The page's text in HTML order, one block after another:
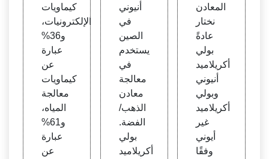
كيماويات
الإلكترونيات،
و36%
عبارة
عن
كيماويات
معالجة
المياه،
و61%
عبارة
عن
أنيوني
في
الصين
يستخدم
في
معالجة
معادن
الذهب/
الفضة.
بولي
أكريلاميد
المعادن
نختار
عادةً
بولي
أكريلاميد
أنيوني
وبولي
أكريلاميد
غير
أيوني
وفقًا